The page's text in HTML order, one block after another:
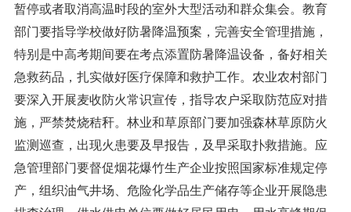
暂停或者取消高温时段的室外大型活动和群众集会。教育
部门要指导学校做好防暑降温预案，完善安全管理措施，
特别是中高考期间要在考点添置防暑降温设备，备好相关
急救药品，扎实做好医疗保障和救护工作。农业农村部门
要深入开展麦收防火常识宣传，指导农户采取防范应对措
施，严禁焚烧秸秆。林业和草原部门要加强森林草原防火
监测巡查，出现火患要及早报告，及早采取扑救措施。应
急管理部门要督促烟花爆竹生产企业按照国家标准规定停
产，组织油气井场、危险化学品生产储存等企业开展隐患